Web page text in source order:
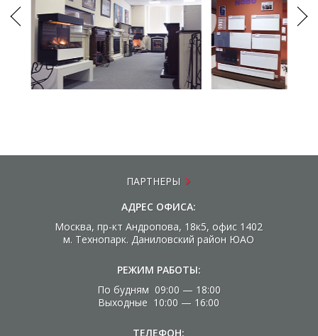
ПАРТНЕРЫ
АДРЕС ОФИСА:
Москва, пр-кт Андропова, 18к5, офис 1402
м. Технопарк. Даниловский район ЮАО
РЕЖИМ РАБОТЫ:
По будням 09:00 — 18:00
Выходные 10:00 — 16:00
ТЕЛЕФОН: